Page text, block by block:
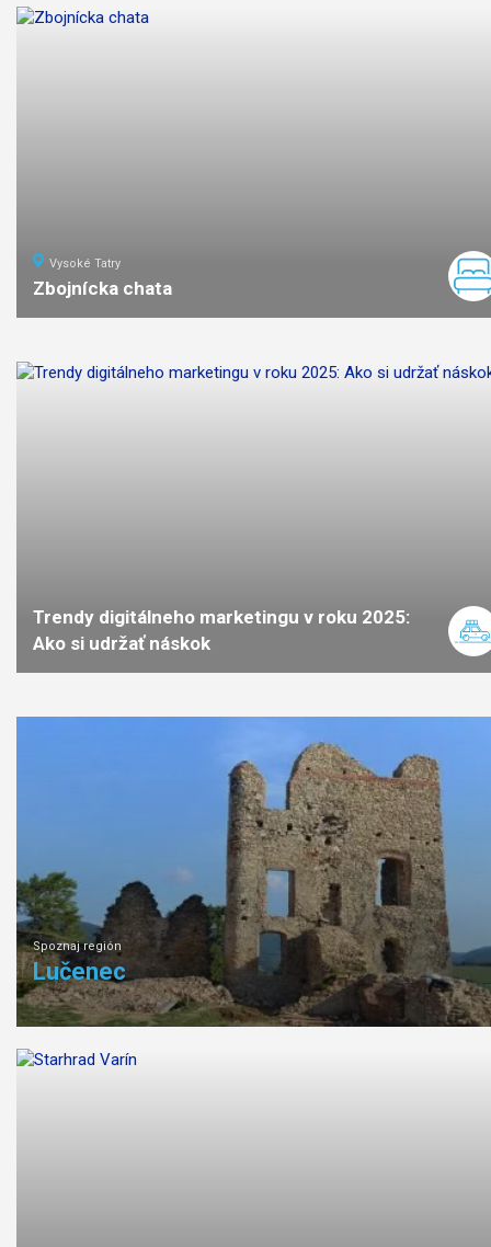
Vysoké Tatry
Zbojnícka chata
Trendy digitálneho marketingu v roku 2025:
Ako si udržať náskok
Spoznaj región
Lučenec